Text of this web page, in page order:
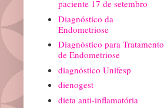
paciente 17 de setembro
Diagnóstico da
Endometriose
Diagnóstico para Tratamento
de Endometriose
diagnóstico Unifesp
dienogest
dieta anti-inflamatória